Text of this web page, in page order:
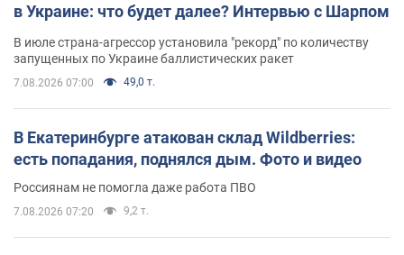
в Украине: что будет далее? Интервью с Шарпом
В июле страна-агрессор установила "рекорд" по количеству
запущенных по Украине баллистических ракет
7.08.2026 07:00 49,0 т.
В Екатеринбурге атакован склад Wildberries:
есть попадания, поднялся дым. Фото и видео
Россиянам не помогла даже работа ПВО
7.08.2026 07:20 9,2 т.